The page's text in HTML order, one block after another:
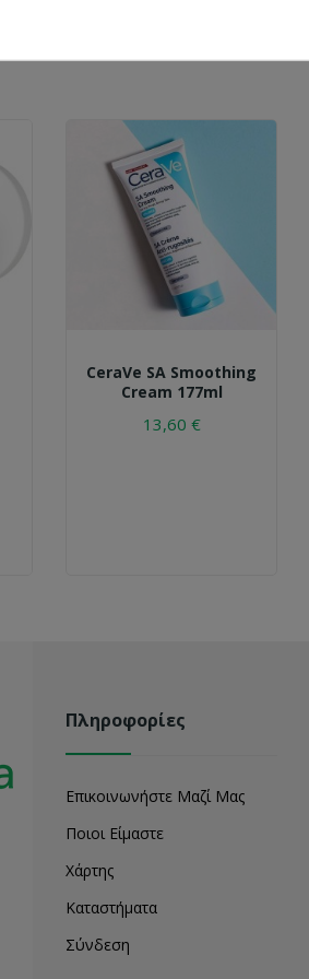
CeraVe SA Smoothing
Cream 177ml
13,60 €
Πληροφορίες
Επικοινωνήστε Μαζί Μας
Ποιοι Είμαστε
Χάρτης
Καταστήματα
Σύνδεση